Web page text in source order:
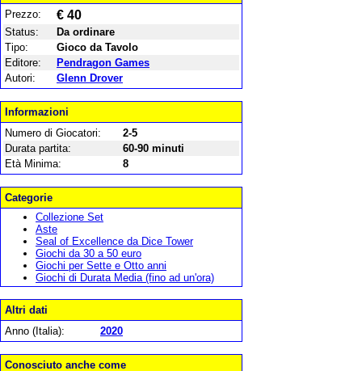
Prezzo:
€ 40
Status:
Da ordinare
Tipo:
Gioco da Tavolo
Editore:
Pendragon Games
Autori:
Glenn Drover
Informazioni
Numero di Giocatori:
2-5
Durata partita:
60-90 minuti
Età Minima:
8
Categorie
Collezione Set
Aste
Seal of Excellence da Dice Tower
Giochi da 30 a 50 euro
Giochi per Sette e Otto anni
Giochi di Durata Media (fino ad un'ora)
Altri dati
Anno (Italia):
2020
Conosciuto anche come